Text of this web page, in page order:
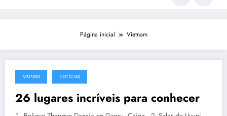
Página inicial Vietnam
14 de novembro de 2013
MUNDO NOTÍCIAS
26 lugares incríveis para conhecer